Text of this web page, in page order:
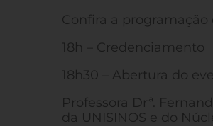
Confira a programação
18h – Credenciamento
18h30 – Abertura do
Professora Drª.
da UNISINOS e do